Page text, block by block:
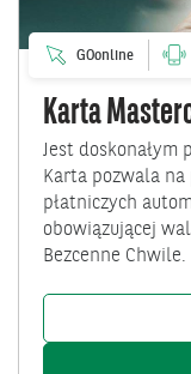
GOonline
Karta
Jest doskonałym
Karta pozwala
płatniczych
obowiązującej
Bezcenne Chwile.